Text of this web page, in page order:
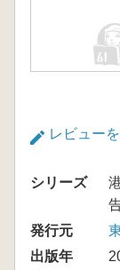
レビューを
シリーズ
発行元
出版年